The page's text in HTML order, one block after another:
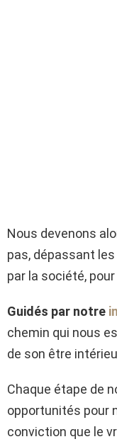
Nous devenons
pas, dépassant
par la société,
Guidés par notre
chemin qui nous
de son être
Chaque étape de
opportunités pour
conviction que le